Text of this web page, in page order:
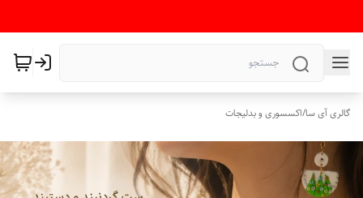
گالری آی سا/اکسسوری و بدلیجات